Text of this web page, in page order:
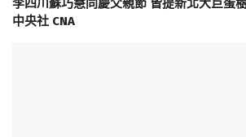
李四川蘇巧慧同慶父親節 皆提新北大巨蛋
中央社 CNA